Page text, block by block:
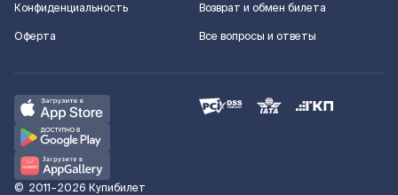
Конфиденциальность
Оферта
Возврат и обмен билета
Все вопросы и ответы
© 2011–2026 Купибилет